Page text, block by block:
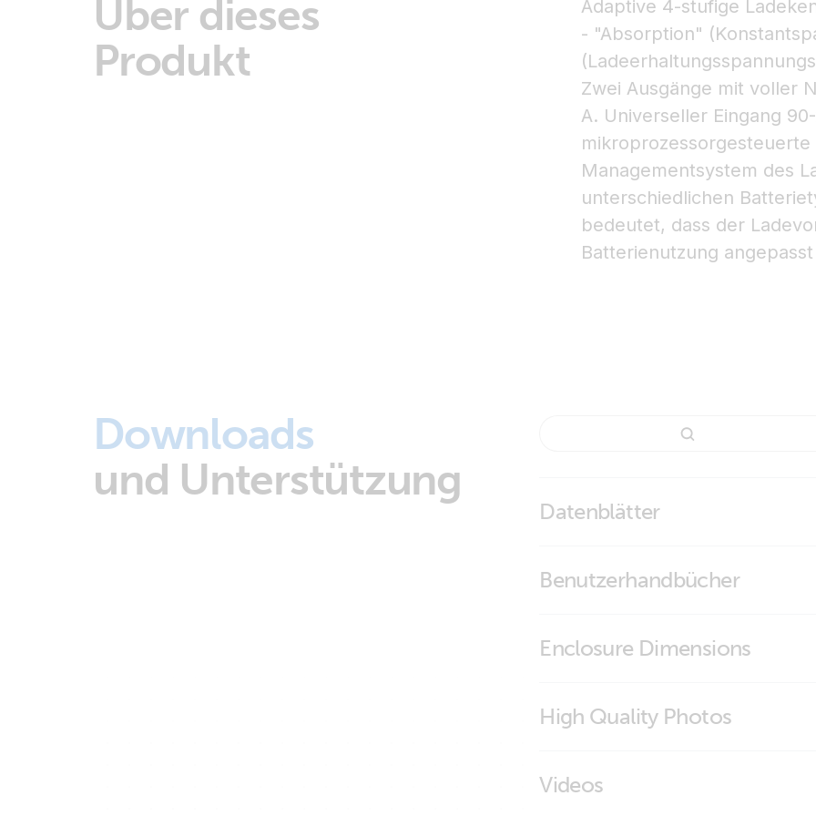
Über dieses
Produkt
Adaptive 4-stufige
- "Absorption"
Zwei Ausgänge mit voller
A. Universeller Eingang
mikroprozessorgesteuerte
Managementsystem des
unterschiedlichen
bedeutet, dass der
Batterienutzung
Downloads
und Unterstützung
Datenblätter
Benutzerhandbücher
Enclosure Dimensions
High Quality Photos
Charger 12/30 (2+1) 120-240V (conn)
Videos